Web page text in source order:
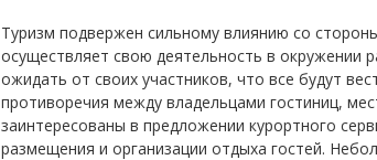
Туризм подвержен сильному влиянию со
осуществляет свою деятельность в окружении
ожидать от своих участников, что все будут
противоречия между владельцами гостиниц,
заинтересованы в предложении курортного
размещения и организации отдыха гостей.